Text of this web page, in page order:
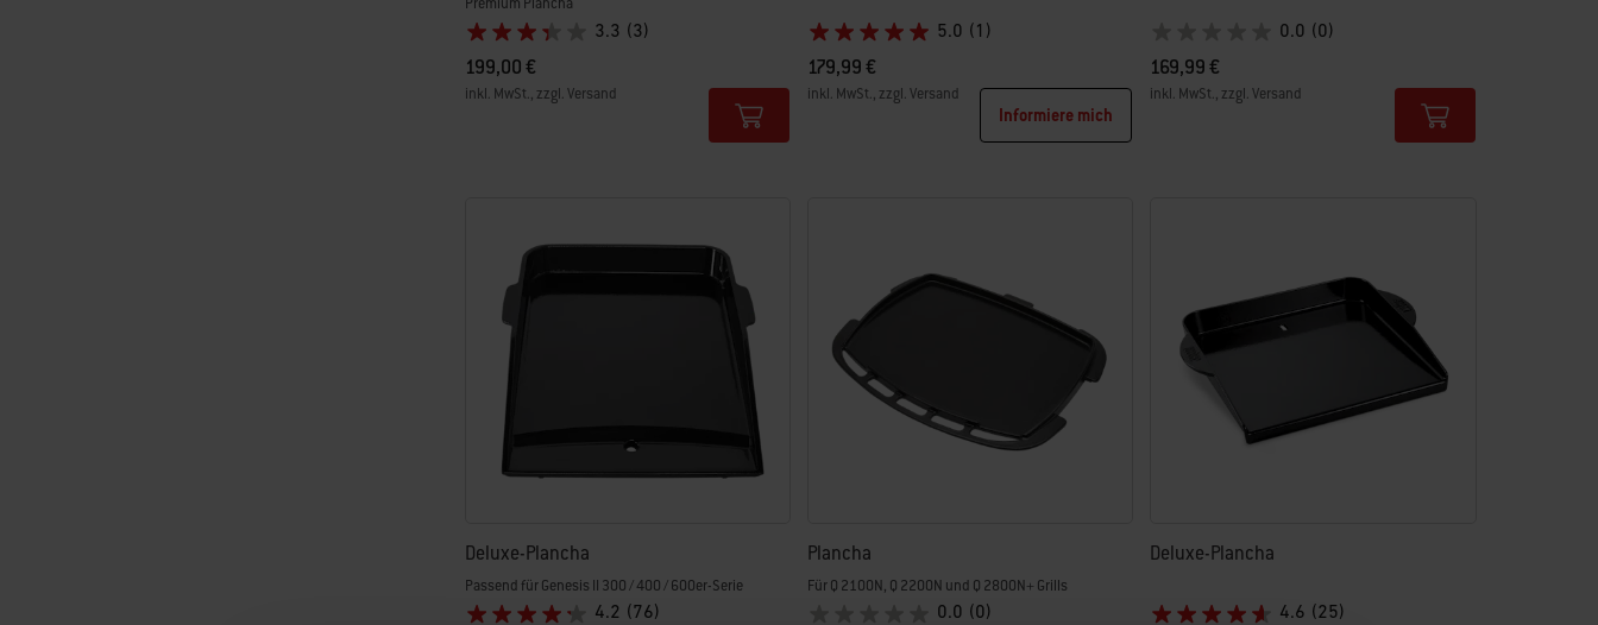
Premium Plancha
3.3 (3)
199,00 €
inkl. MwSt., zzgl. Versand
5.0 (1)
179,99 €
inkl. MwSt., zzgl. Versand
Informiere mich
0.0 (0)
169,99 €
inkl. MwSt., zzgl. Versand
Deluxe-Plancha
Passend für Genesis II 300 / 400 / 600er-Serie
4.2 (76)
Plancha
Für Q 2100N, Q 2200N und Q 2800N+ Grills
0.0 (0)
Deluxe-Plancha
4.6 (25)